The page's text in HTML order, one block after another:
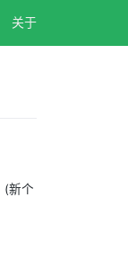
关于
(新个